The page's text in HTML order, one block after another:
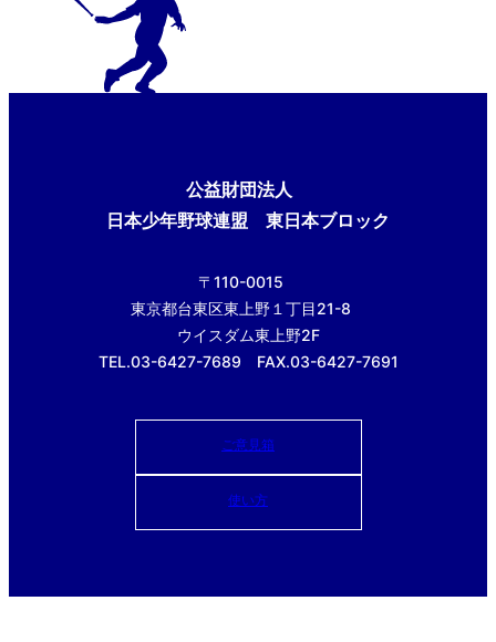
公益財団法人
日本少年野球連盟 東日本ブロック
〒110-0015
東京都台東区東上野１丁目21-8
ウイスダム東上野2F
TEL.03-6427-7689 FAX.03-6427-7691
ご意見箱
使い方